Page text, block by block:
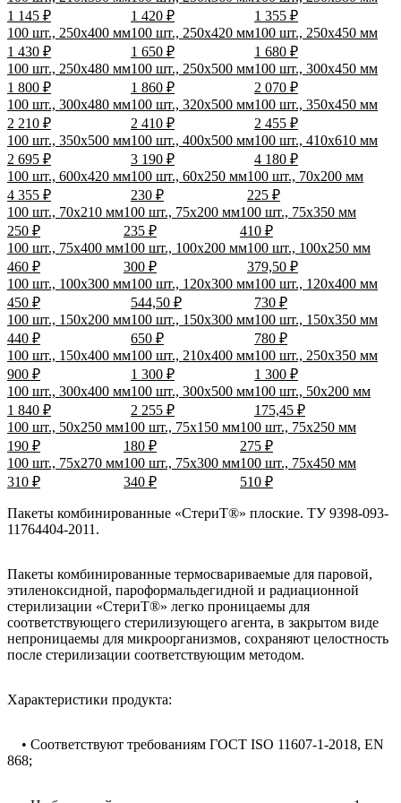
1 145 ₽
1 420 ₽
1 355 ₽
100 шт., 250x400 мм
1 430 ₽
100 шт., 250x420 мм
1 650 ₽
100 шт., 250x450 мм
1 680 ₽
100 шт., 250x480 мм
1 800 ₽
100 шт., 250x500 мм
1 860 ₽
100 шт., 300x450 мм
2 070 ₽
100 шт., 300x480 мм
2 210 ₽
100 шт., 320x500 мм
2 410 ₽
100 шт., 350x450 мм
2 455 ₽
100 шт., 350x500 мм
2 695 ₽
100 шт., 400x500 мм
3 190 ₽
100 шт., 410x610 мм
4 180 ₽
100 шт., 600x420 мм
4 355 ₽
100 шт., 60x250 мм
230 ₽
100 шт., 70x200 мм
225 ₽
100 шт., 70x210 мм
250 ₽
100 шт., 75x200 мм
235 ₽
100 шт., 75x350 мм
410 ₽
100 шт., 75x400 мм
460 ₽
100 шт., 100x200 мм
300 ₽
100 шт., 100x250 мм
379,50 ₽
100 шт., 100x300 мм
450 ₽
100 шт., 120x300 мм
544,50 ₽
100 шт., 120x400 мм
730 ₽
100 шт., 150x200 мм
440 ₽
100 шт., 150x300 мм
650 ₽
100 шт., 150x350 мм
780 ₽
100 шт., 150x400 мм
900 ₽
100 шт., 210x400 мм
1 300 ₽
100 шт., 250x350 мм
1 300 ₽
100 шт., 300x400 мм
1 840 ₽
100 шт., 300x500 мм
2 255 ₽
100 шт., 50x200 мм
175,45 ₽
100 шт., 50x250 мм
190 ₽
100 шт., 75x150 мм
180 ₽
100 шт., 75x250 мм
275 ₽
100 шт., 75x270 мм
310 ₽
100 шт., 75x300 мм
340 ₽
100 шт., 75x450 мм
510 ₽
Пакеты комбинированные «СтериТ®» плоские. ТУ 9398-093-
11764404-2011.
Пакеты комбинированные термосвариваемые для паровой,
этиленоксидной, пароформальдегидной и радиационной
стерилизации «СтериТ®» легко проницаемы для
соответствующего стерилизующего агента, в закрытом виде
непроницаемы для микроорганизмов, сохраняют целостность
после стерилизации соответствующим методом.
Характеристики продукта:
• Соответствуют требованиям ГОСТ ISO 11607-1-2018, EN
868;